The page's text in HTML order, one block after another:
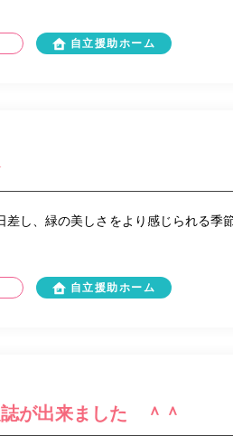
自立援助ホーム
差し、緑の美しさをより感じられる季
自立援助ホーム
が出来ました ＾＾